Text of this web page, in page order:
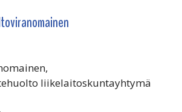
liikelaitoskuntayhtymä